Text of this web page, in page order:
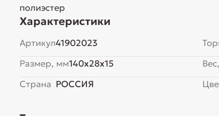
полиэстер
Характеристики
Артикул41902023
Размер, мм140x28x15
Страна РОССИЯ